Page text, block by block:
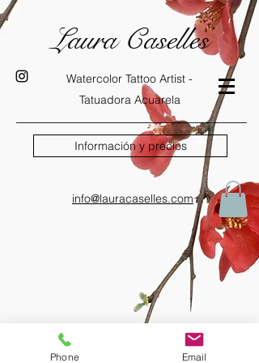
Laura Caselles
Watercolor Tattoo Artist -
Tatuadora Acuarela
Información y precios
info@lauracaselles.com
Es gibt keine Produkte
Phone Email